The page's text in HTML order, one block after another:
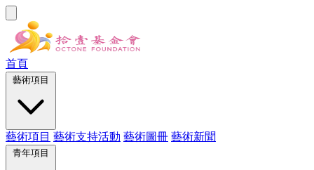
首頁
藝術項目 藝術支持活動 藝術圖冊 藝術新聞